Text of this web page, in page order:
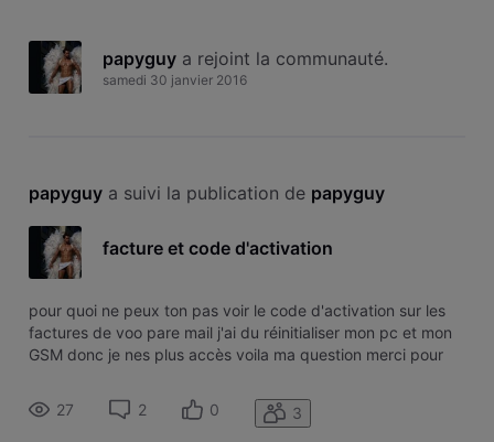
papyguy a rejoint la communauté.
samedi 30 janvier 2016
papyguy a suivi la publication de papyguy
facture et code d'activation
pour quoi ne peux ton pas voir le code d'activation sur les
factures de voo pare mail j'ai du réinitialiser mon pc et mon
GSM donc je nes plus accès voila ma question merci pour
27
2 0 3